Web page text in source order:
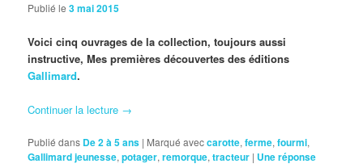
Publié le3 mai 2015
Voici cinq ouvrages de la collection, toujours aussi
instructive, Mes premières découvertes des éditions
Gallimard.
Continuer la lecture →
Publié dans De 2 à 5 ans | Marqué aveccarotte,ferme,fourmi,
Gallimard jeunesse,potager,remorque,tracteur | Uneréponse